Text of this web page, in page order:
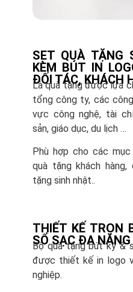
SET QUÀ TẶNG
KÈM BÚT IN
ĐỐI TÁC, KHÁCH
Là quà tặng được lựa
tổng công ty, các
vực công nghệ, tài
sản, giáo dục, du lịch …
Phù hợp cho các
quà tặng khách hàng,
tặng sinh nhật..
THIẾT KẾ TRỌN
SỔ SẠC ĐA
Bộ quà tặng bút ký &
được thiết kế in logo
nghiệp.